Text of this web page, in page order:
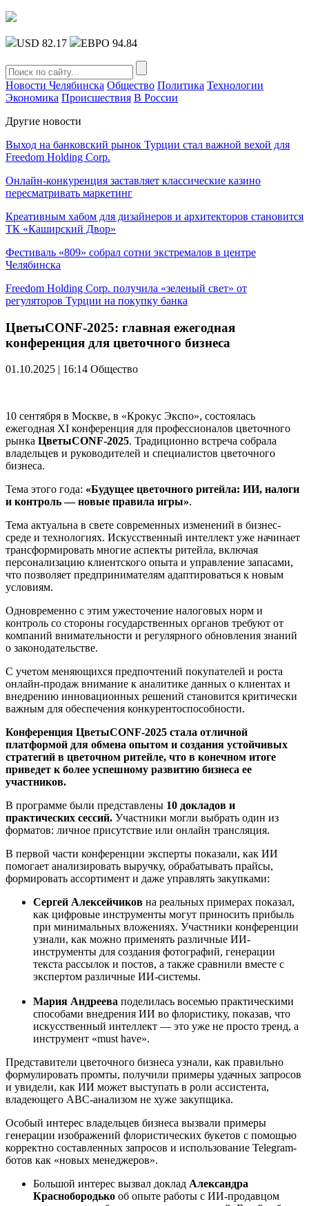
USD 82.17 ЕВРО 94.84
Новости Челябинска Общество Политика Технологии
Экономика Происшествия В России
Другие новости
Выход на банковский рынок Турции стал важной вехой для
Freedom Holding Corp.
Онлайн-конкуренция заставляет классические казино
пересматривать маркетинг
Креативным хабом для дизайнеров и архитекторов становится
ТК «Каширский Двор»
Фестиваль «809» собрал сотни экстремалов в центре
Челябинска
Freedom Holding Corp. получила «зеленый свет» от
регуляторов Турции на покупку банка
ЦветыCONF-2025: главная ежегодная
конференция для цветочного бизнеса
01.10.2025 | 16:14 Общество
10 сентября в Москве, в «Крокус Экспо», состоялась
ежегодная XI конференция для профессионалов цветочного
рынка ЦветыCONF-2025. Традиционно встреча собрала
владельцев и руководителей и специалистов цветочного
бизнеса.
Тема этого года: «Будущее цветочного ритейла: ИИ, налоги
и контроль — новые правила игры».
Тема актуальна в свете современных изменений в бизнес-
среде и технологиях. Искусственный интеллект уже начинает
трансформировать многие аспекты ритейла, включая
персонализацию клиентского опыта и управление запасами,
что позволяет предпринимателям адаптироваться к новым
условиям.
Одновременно с этим ужесточение налоговых норм и
контроль со стороны государственных органов требуют от
компаний внимательности и регулярного обновления знаний
о законодательстве.
С учетом меняющихся предпочтений покупателей и роста
онлайн-продаж внимание к аналитике данных о клиентах и
внедрению инновационных решений становится критически
важным для обеспечения конкурентоспособности.
Конференция ЦветыCONF-2025 стала отличной
платформой для обмена опытом и создания устойчивых
стратегий в цветочном ритейле, что в конечном итоге
приведет к более успешному развитию бизнеса ее
участников.
В программе были представлены 10 докладов и
практических сессий. Участники могли выбрать один из
форматов: личное присутствие или онлайн трансляция.
В первой части конференции эксперты показали, как ИИ
помогает анализировать выручку, обрабатывать прайсы,
формировать ассортимент и даже управлять закупками:
Сергей Алексейчиков на реальных примерах показал,
как цифровые инструменты могут приносить прибыль
при минимальных вложениях. Участники конференции
узнали, как можно применять различные ИИ-
инструменты для создания фотографий, генерации
текста рассылок и постов, а также сравнили вместе с
экспертом различные ИИ-системы.
Мария Андреева поделилась восемью практическими
способами внедрения ИИ во флористику, показав, что
искусственный интеллект — это уже не просто тренд, а
инструмент «must have».
Представители цветочного бизнеса узнали, как правильно
формулировать промты, получили примеры удачных запросов
и увидели, как ИИ может выступать в роли ассистента,
владеющего ABC-анализом не хуже закупщика.
Особый интерес владельцев бизнеса вызвали примеры
генерации изображений флористических букетов с помощью
корректно составленных запросов и использование Telegram-
ботов как «новых менеджеров».
Большой интерес вызвал доклад Александра
Краснобородько об опыте работы с ИИ-продавцом